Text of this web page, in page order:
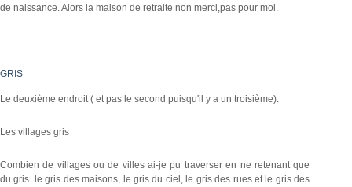
de naissance. Alors la maison de retraite non merci,pas pour moi.
GRIS
Le deuxième endroit ( et pas le second puisqu'il y a un troisième):
Les villages gris
Combien de villages ou de villes ai-je pu traverser en ne retenant que
du gris. le gris des maisons, le gris du ciel, le gris des rues et le gris des